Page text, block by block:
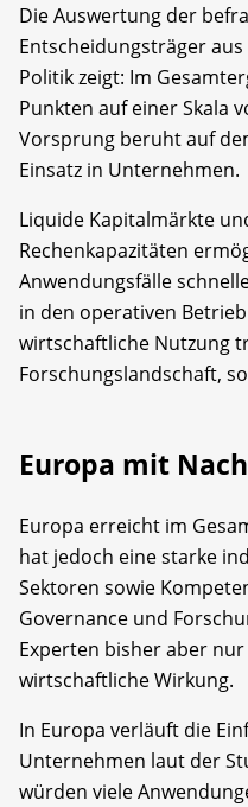
Die Auswertung der
Entscheidungsträger
Politik zeigt: Im
Punkten auf einer Skala
Vorsprung beruht auf
Einsatz in Unternehmen.
Liquide Kapitalmärkte
Rechenkapazitäten
Anwendungsfälle
in den operativen
wirtschaftliche Nutzung
Forschungslandschaft,
Europa mit
Europa erreicht im
hat jedoch eine starke
Sektoren sowie
Governance und
Experten bisher aber
wirtschaftliche Wirkung.
In Europa verläuft die
Unternehmen laut der
würden viele